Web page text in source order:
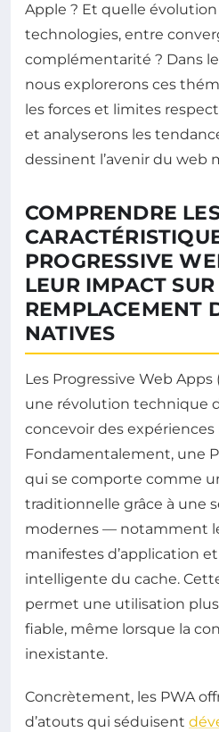
Apple ? Et quelle
technologies, entre
complémentarité ? Dans
nous explorerons ces
les forces et limites
et analyserons les
dessinent l’avenir du web
COMPRENDRE
PROGRESSIVE
LEUR IMPACT SUR
REMPLACEMENT
NATIVES
Les Progressive Web
une révolution technique
concevoir des expériences
Fondamentalement, une
qui se comporte comme
traditionnelle grâce à une
modernes — notamment
manifestes d’application
intelligente du cache.
permet une utilisation
fiable, même lorsque la
inexistante.
Concrètement, les PWA
d’atouts qui séduisent